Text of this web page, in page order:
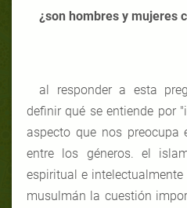
¿son hombres y mujeres
al responder a esta
definir qué se entiende por
aspecto que nos preocupa
entre los géneros. el
espiritual e
musulmán la cuestión